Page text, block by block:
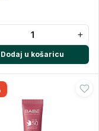
+
Dodaj u košaricu